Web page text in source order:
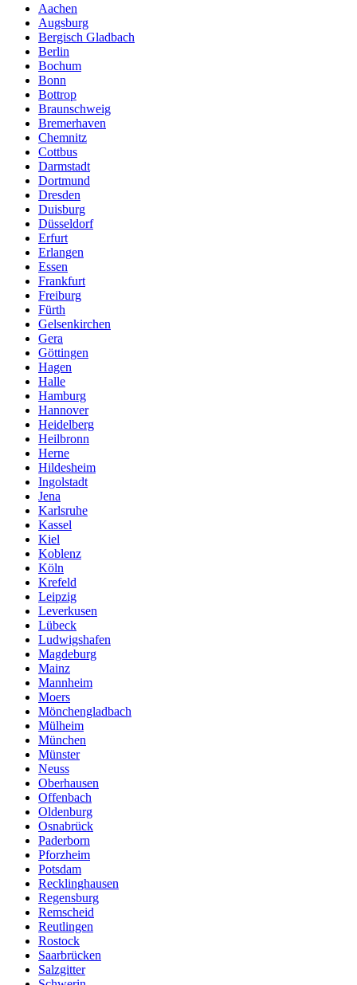
Aachen
Augsburg
Bergisch Gladbach
Berlin
Bochum
Bonn
Bottrop
Braunschweig
Bremerhaven
Chemnitz
Cottbus
Darmstadt
Dortmund
Dresden
Duisburg
Düsseldorf
Erfurt
Erlangen
Essen
Frankfurt
Freiburg
Fürth
Gelsenkirchen
Gera
Göttingen
Hagen
Halle
Hamburg
Hannover
Heidelberg
Heilbronn
Herne
Hildesheim
Ingolstadt
Jena
Karlsruhe
Kassel
Kiel
Koblenz
Köln
Krefeld
Leipzig
Leverkusen
Lübeck
Ludwigshafen
Magdeburg
Mainz
Mannheim
Moers
Mönchengladbach
Mülheim
München
Münster
Neuss
Oberhausen
Offenbach
Oldenburg
Osnabrück
Paderborn
Pforzheim
Potsdam
Recklinghausen
Regensburg
Remscheid
Reutlingen
Rostock
Saarbrücken
Salzgitter